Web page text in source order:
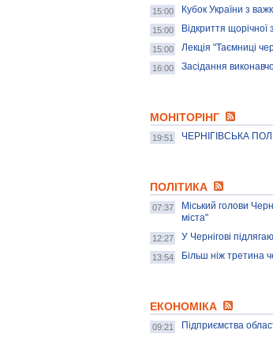
15:00 Кубок України з
15:00 Відкриття щорічної
15:00 Лекція "Таємниці
16:00 Засідання
МОНІТОРІНГ
19:51 ЧЕРНІГІВСЬКА
ПОЛІТИКА
07:37
Міський голови
міста"
12:27 У Чернігові
13:54 Більш ніж третина
ЕКОНОМІКА
09:21 Підприємства